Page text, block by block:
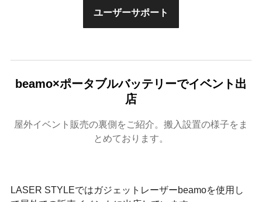
ユーザーサポート
beamo×ポータブルバッテリーでイベント出
店
屋外イベント販売の裏側をご紹介。搬入設置の様子をま
とめております。
LASER STYLEではガジェットレーザーbeamoを使用し